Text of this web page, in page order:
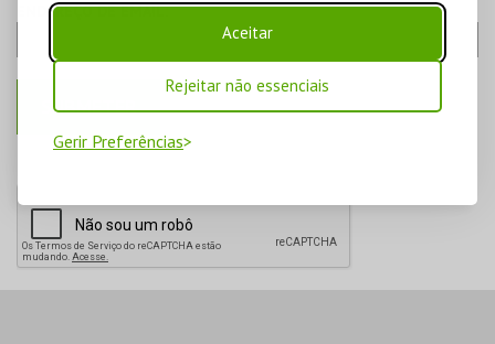
Aceitar
Rejeitar não essenciais
Gerir Preferências
ENDEREÇO DE EMAIL: